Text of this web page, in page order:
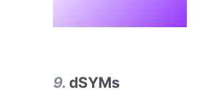
9. dSYMs